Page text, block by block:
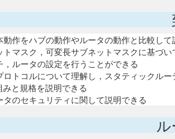
動作をハブの動作やルータの動作と比較し
トマスク，可変長サブネットマスクに基づ
ルータの設定を行うことができる
ロトコルについて理解し，スタティックル
と規格を説明できる
タのセキュリティに関して説明できる